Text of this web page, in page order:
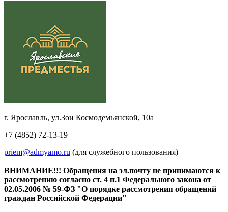
г. Ярославль, ул.Зои Космодемьянской, 10а
+7 (4852) 72-13-19
priem@admyamo.ru (для служебного пользования)
ВНИМАНИЕ!!! Обращения на эл.почту не принимаются к
рассмотрению согласно ст. 4 п.1 Федерального закона от
02.05.2006 № 59-ФЗ "О порядке рассмотрения обращений
граждан Российской Федерации"